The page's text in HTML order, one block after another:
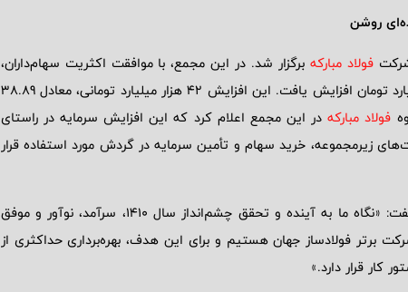
فولاد مبارکه برگزار شد. در این مجمع، با موافقت اکثریت سهام‌داران،
سرمایه این شرکت از 108 هزار میلیارد تومان به 150 هزار میلیارد تومان افزایش یافت. این افزایش 42 هزار میلیارد تومانی، معادل 38.89
فولاد مبارکهدر این مجمع اعلام کرد که این افزایش سرمایه در راستای
افزایش سرمایه در شرکت‌های زیرمجموعه، خرید سهام و تأمین سرمایه در گردش مورد استفاده قرار
اشاره کرد و گفت: «نگاه ما به آینده و تحقق چشم‌انداز سال 1410، سرآمد، نوآور و موفق
ما به دنبال قرار گرفتن در بین 20 شرکت برتر فولادساز جهان هستیم و برای این هدف، بهره‌برداری حداکثری از
کار قرار دارد.»